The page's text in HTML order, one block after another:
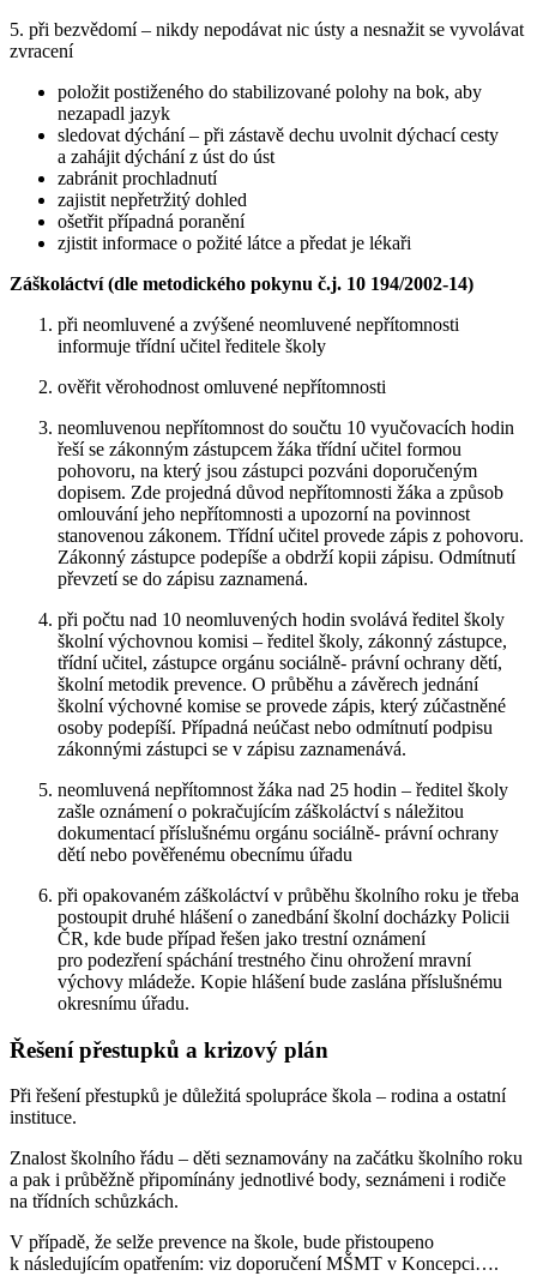
5. při bezvědomí – nikdy nepodávat nic ústy a nesnažit se vyvolávat
zvracení
položit postiženého do stabilizované polohy na bok, aby
nezapadl jazyk
sledovat dýchání – při zástavě dechu uvolnit dýchací cesty
a zahájit dýchání z úst do úst
zabránit prochladnutí
zajistit nepřetržitý dohled
ošetřit případná poranění
zjistit informace o požité látce a předat je lékaři
Záškoláctví (dle metodického pokynu č.j. 10 194/2002-14)
při neomluvené a zvýšené neomluvené nepřítomnosti
informuje třídní učitel ředitele školy
ověřit věrohodnost omluvené nepřítomnosti
neomluvenou nepřítomnost do součtu 10 vyučovacích hodin
řeší se zákonným zástupcem žáka třídní učitel formou
pohovoru, na který jsou zástupci pozváni doporučeným
dopisem. Zde projedná důvod nepřítomnosti žáka a způsob
omlouvání jeho nepřítomnosti a upozorní na povinnost
stanovenou zákonem. Třídní učitel provede zápis z pohovoru.
Zákonný zástupce podepíše a obdrží kopii zápisu. Odmítnutí
převzetí se do zápisu zaznamená.
při počtu nad 10 neomluvených hodin svolává ředitel školy
školní výchovnou komisi – ředitel školy, zákonný zástupce,
třídní učitel, zástupce orgánu sociálně- právní ochrany dětí,
školní metodik prevence. O průběhu a závěrech jednání
školní výchovné komise se provede zápis, který zúčastněné
osoby podepíší. Případná neúčast nebo odmítnutí podpisu
zákonnými zástupci se v zápisu zaznamenává.
neomluvená nepřítomnost žáka nad 25 hodin – ředitel školy
zašle oznámení o pokračujícím záškoláctví s náležitou
dokumentací příslušnému orgánu sociálně- právní ochrany
dětí nebo pověřenému obecnímu úřadu
při opakovaném záškoláctví v průběhu školního roku je třeba
postoupit druhé hlášení o zanedbání školní docházky Policii
ČR, kde bude případ řešen jako trestní oznámení
pro podezření spáchání trestného činu ohrožení mravní
výchovy mládeže. Kopie hlášení bude zaslána příslušnému
okresnímu úřadu.
Řešení přestupků a krizový plán
Při řešení přestupků je důležitá spolupráce škola – rodina a ostatní
instituce.
Znalost školního řádu – děti seznamovány na začátku školního roku
a pak i průběžně připomínány jednotlivé body, seznámeni i rodiče
na třídních schůzkách.
V případě, že selže prevence na škole, bude přistoupeno
k následujícím opatřením: viz doporučení MŠMT v Koncepci….